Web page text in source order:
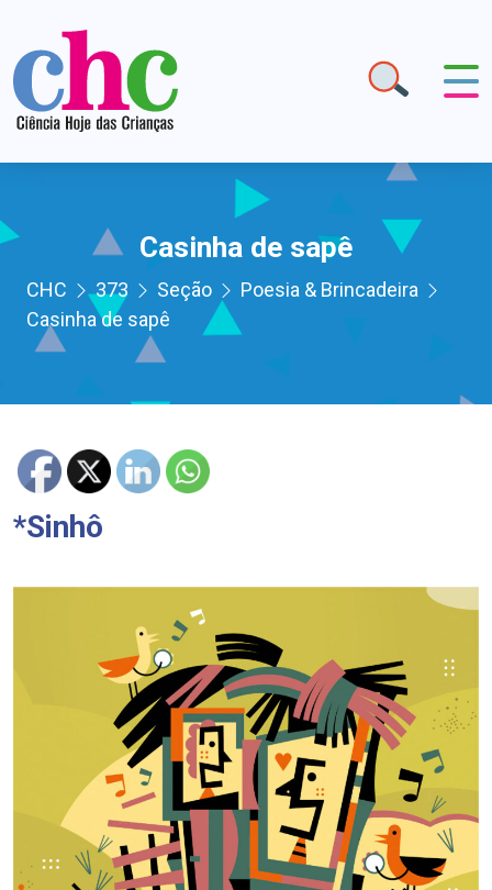
Casinha de sapê
CHC 373 Seção
Poesia & Brincadeira
Casinha de sapê
*Sinhô